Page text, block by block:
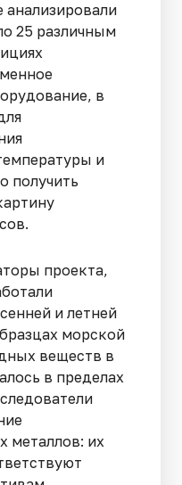
анализировали
25 различным
в
и
получить
проекта,
и летней
морской
веществ в
в пределах
металлов: их